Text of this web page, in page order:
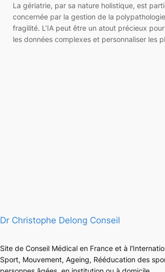
La gériatrie, par sa nature holistique, est
concernée par la gestion de la
fragilité. L’IA peut être un atout précieux
les données complexes et personnaliser les
Dr Christophe Delong Conseil
Site de Conseil Médical en France et à
Sport, Mouvement, Ageing, Rééducation des